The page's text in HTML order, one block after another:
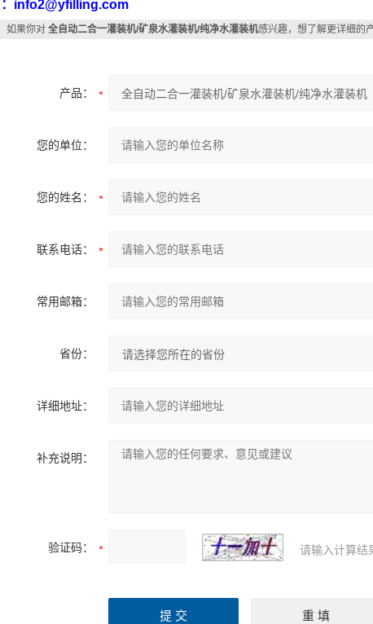
：info2@yfilling.com
如果你对 全自动二合一灌装机/矿泉水灌装机/纯净水灌装机感兴趣，想了解更详细的
产品：
您的单位：
您的姓名：
联系电话：
常用邮箱：
省份：
详细地址：
补充说明：
验证码： 请输入计算结